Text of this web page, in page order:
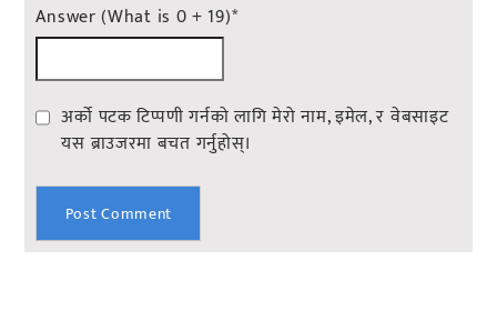
Answer (What is 0 + 19)*
अर्को पटक टिप्पणी गर्नको लागि मेरो नाम, इमेल, र वेबसाइट
यस ब्राउजरमा बचत गर्नुहोस्।